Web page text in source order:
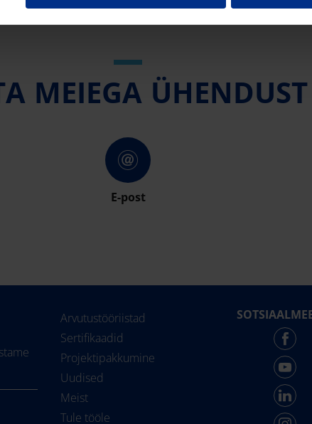
MEIEGA ÜHENDUST
E-post
Arvutustööriistad
Sertifikaadid
Projektipakkumine
Uudised
Meist
Tule tööle